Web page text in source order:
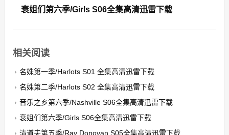
衰姐们第六季/Girls S06全集高清迅雷下载
相关阅读
名姝第一季/Harlots S01 全集高清迅雷下载
名姝第二季/Harlots S02 全集高清迅雷下载
音乐之乡第六季/Nashville S06全集高清迅雷下载
衰姐们第六季/Girls S06全集高清迅雷下载
清道夫第五季/Ray Donovan S05全集高清迅雷下载